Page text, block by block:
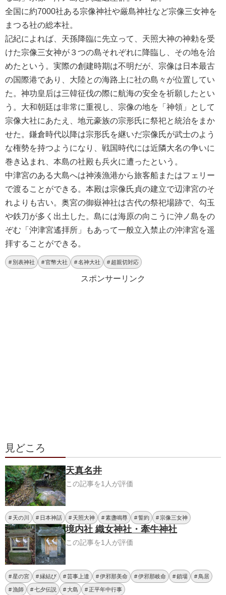
全国に約7000社ある宗像神社や厳島神社など宗像三女神を
まつる社の総本社。
記紀によれば、天孫降臨に先立って、天照大神の神勅を受
けた宗像三女神が３つの島それぞれに降臨し、その地を治
めたという。実際の創建時期は不明だが、宗像は日本最古
の国際港であり、大陸との海路上に社の島々が位置してい
た。神功皇后は三韓征伐の際に航海の安全を祈願したとい
う。大和朝廷は非常に重視し、宗像の地を「神領」として
宗像大社にあたえ、地元豪族の宗形氏に祭祀と統治をまか
せた。鎌倉時代以降は宗形氏を継いだ宗像氏が武士のよう
な権勢を持つようになり、戦国時代には近隣大名の争いに
巻き込まれ、本島の社殿も兵火に遭ったという。
中津宮のある大島へは神湊漁港から旅客船またはフェリー
で渡ることができる。本殿は宗像氏貞の建立で辺津宮のそ
れよりも古い。奥宮の御嶽神社は古代の祭祀場跡で、勾玉
や鉄刀が多く出土した。島には海原の向こうに沖ノ島をの
ぞむ「沖津宮遙拝所」もあって一般立入禁止の沖津宮を遥
拝することができる。
別表神社 官幣大社 名神大社 超親切対応
スポンサーリンク
見どころ
天真名井
この記事を1人が評価
天の川 日本神話 天照大神 素盞鳴尊 誓約 宗像三女神
境内社 織女神社・牽牛神社
この記事を1人が評価
星の宮 縁結び 芸事上達 伊邪那美命 伊邪那岐命 鎖場 鳥居
漁師 七夕伝説 大島 正平年中行事